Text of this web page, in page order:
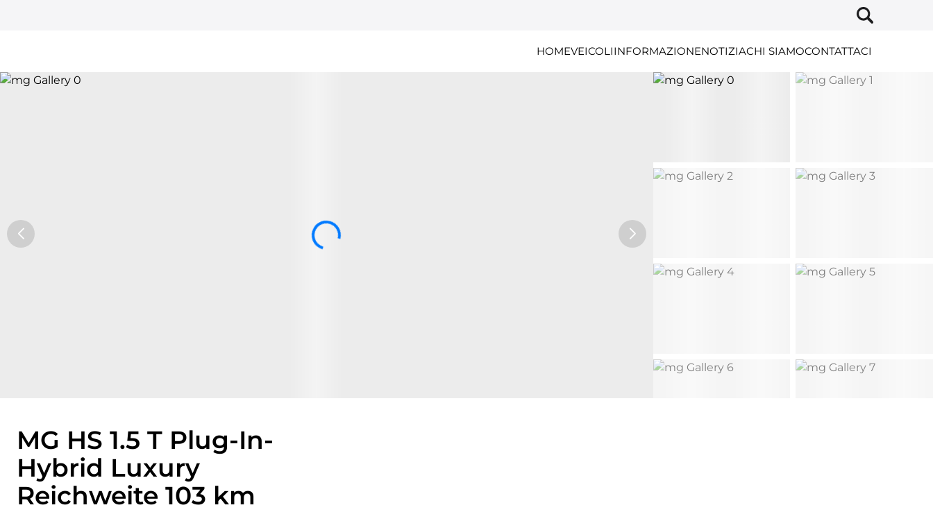
HOMEVEICOLIINFORMAZIONENOTIZIACHI SIAMOCONTATTACI
MG HS 1.5 T Plug-In-
Hybrid Luxury
Reichweite 103 km